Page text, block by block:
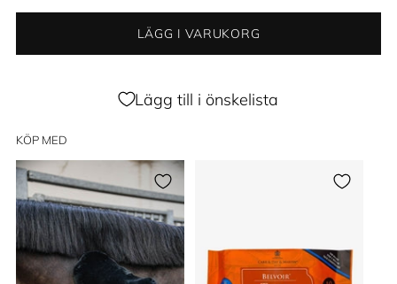
LÄGG I VARUKORG
Lägg till i önskelista
KÖP MED